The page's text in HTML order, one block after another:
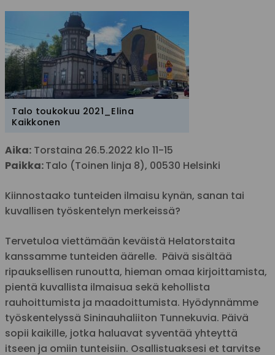
Talo toukokuu 2021_Elina
Kaikkonen
Aika: Torstaina 26.5.2022 klo 11-15
Paikka:Talo (Toinen linja 8), 00530 Helsinki
Kiinnostaako tunteiden ilmaisu kynän, sanan tai
kuvallisen työskentelyn merkeissä?
Tervetuloa viettämään keväistä Helatorstaita
kanssamme tunteiden äärelle. Päivä sisältää
ripauksellisen runoutta, hieman omaa kirjoittamista,
pientä kuvallista ilmaisua sekä kehollista
rauhoittumista ja maadoittumista. Hyödynnämme
työskentelyssä Sininauhaliiton Tunnekuvia. Päivä
sopii kaikille, jotka haluavat syventää yhteyttä
itseen ja omiin tunteisiin. Osallistuaksesi et tarvitse